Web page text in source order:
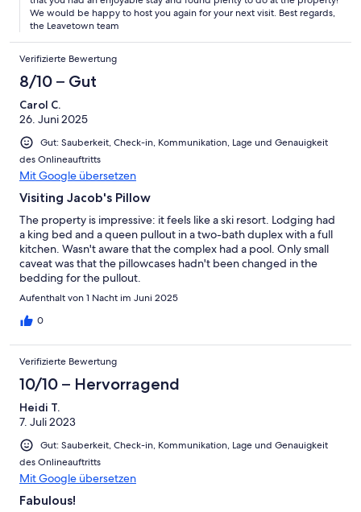
We would be happy to host you again for your next visit. Best regards,
the Leavetown team
Verifizierte Bewertung
8/10 – Gut
Carol C.
26. Juni 2025
Gut: Sauberkeit, Check-in, Kommunikation, Lage und Genauigkeit
des Onlineauftritts
Mit Google übersetzen
Visiting Jacob's Pillow
The property is impressive: it feels like a ski resort. Lodging had
a king bed and a queen pullout in a two-bath duplex with a full
kitchen. Wasn't aware that the complex had a pool. Only small
caveat was that the pillowcases hadn't been changed in the
bedding for the pullout.
Aufenthalt von 1 Nacht im Juni 2025
0
Verifizierte Bewertung
10/10 – Hervorragend
Heidi T.
7. Juli 2023
Gut: Sauberkeit, Check-in, Kommunikation, Lage und Genauigkeit
des Onlineauftritts
Mit Google übersetzen
Fabulous!